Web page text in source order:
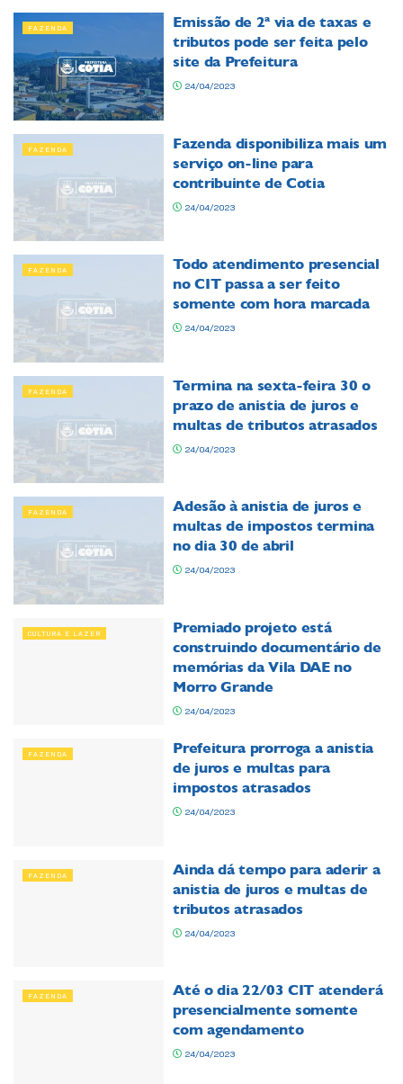
FAZENDA
Emissão de 2ª via de taxas e
tributos pode ser feita pelo
site da Prefeitura
24/04/2023
FAZENDA
Fazenda disponibiliza mais um
serviço on-line para
contribuinte de Cotia
24/04/2023
FAZENDA
Todo atendimento presencial
no CIT passa a ser feito
somente com hora marcada
24/04/2023
FAZENDA
Termina na sexta-feira 30 o
prazo de anistia de juros e
multas de tributos atrasados
24/04/2023
FAZENDA
Adesão à anistia de juros e
multas de impostos termina
no dia 30 de abril
24/04/2023
CULTURA E LAZER
Premiado projeto está
construindo documentário de
memórias da Vila DAE no
Morro Grande
24/04/2023
FAZENDA
Prefeitura prorroga a anistia
de juros e multas para
impostos atrasados
24/04/2023
FAZENDA
Ainda dá tempo para aderir a
anistia de juros e multas de
tributos atrasados
24/04/2023
FAZENDA
Até o dia 22/03 CIT atenderá
presencialmente somente
com agendamento
24/04/2023